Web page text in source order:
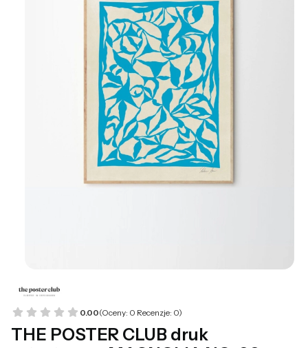
0.00(Oceny: 0 Recenzje: 0)
THE POSTER CLUB druk